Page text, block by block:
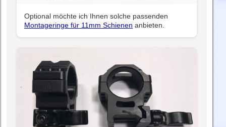
Optional möchte ich Ihnen solche passenden
Montageringe für 11mm Schienen anbieten.